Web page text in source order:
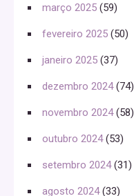
março 2025 (59)
fevereiro 2025 (50)
janeiro 2025 (37)
dezembro 2024(74)
novembro 2024(58)
outubro 2024(53)
setembro 2024(31)
agosto 2024(33)